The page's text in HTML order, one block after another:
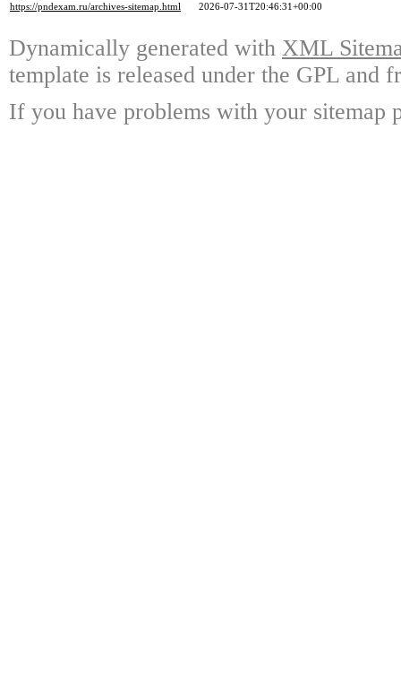
https://pndexam.ru/archives-sitemap.html
2026-07-31T20:46:31+00:00
Dynamically generated with XML
template is released under the GPL and
If you have problems with your sitemap